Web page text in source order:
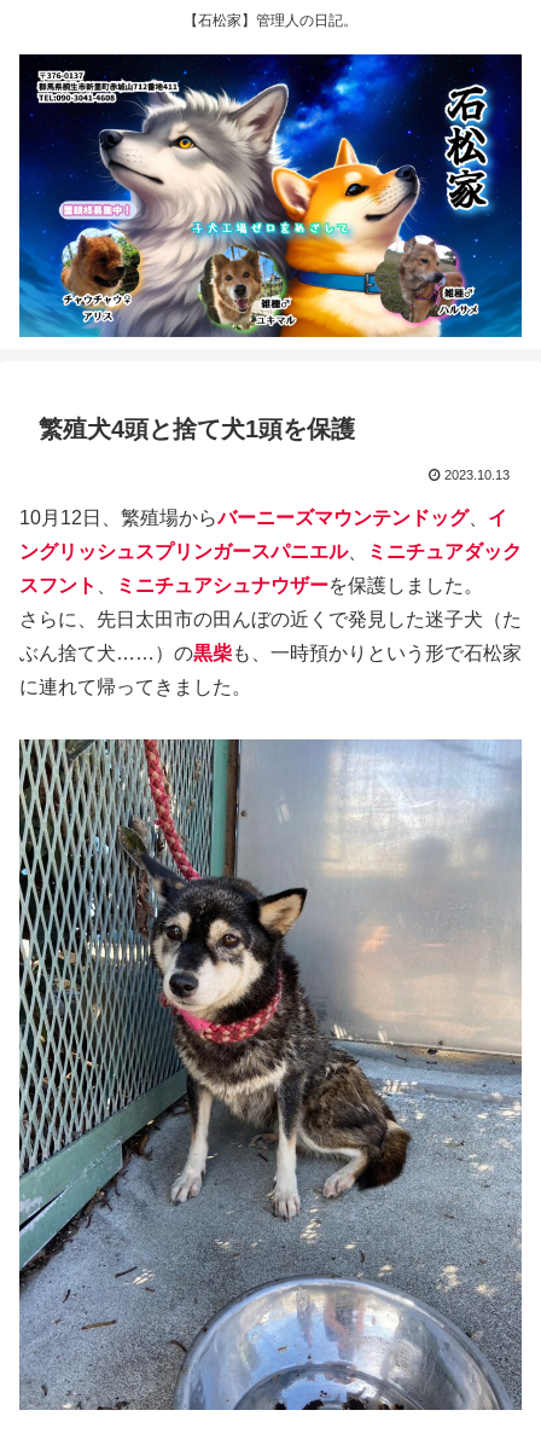
【石松家】管理人の日記。
繁殖犬4頭と捨て犬1頭を保護
2023.10.13
10月12日、繁殖場からバーニーズマウンテンドッグ、 イ
ングリッシュスプリンガースパニエル、
ミニチュアダック
スフント
ミニチュアシュナウザーを保護しました。
さらに、先日太田市の田んぼの近くで発見した迷子犬（た
ぶん捨て犬……）の黒柴も、一時預かりという形で石松家
に連れて帰ってきました。